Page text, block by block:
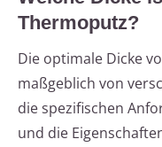
Thermoputz?
Die optimale Dicke
maßgeblich von
die spezifischen
und die